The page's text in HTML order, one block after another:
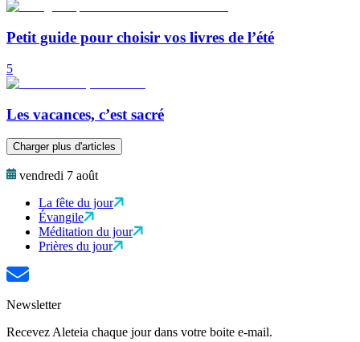
Petit guide pour choisir vos livres de l’été
5
Les vacances, c’est sacré
Charger plus d'articles
vendredi 7 août
La fête du jour
Évangile
Méditation du jour
Prières du jour
Newsletter
Recevez Aleteia chaque jour dans votre boite e-mail.